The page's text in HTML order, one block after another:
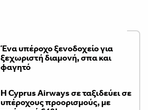
Ένα υπέροχο ξενοδοχείο για
ξεχωριστή διαμονή, σπα και
φαγητό
H Cyprus Airways σε ταξιδεύει σε
υπέροχους προορισμούς, με